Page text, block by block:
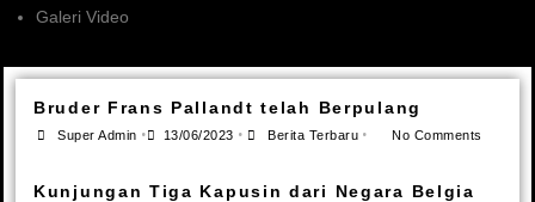
Galeri Video
Bruder Frans Pallandt telah Berpulang
Super Admin • 13/06/2023 • Berita Terbaru • No Comments
Kunjungan Tiga Kapusin dari Negara Belgia